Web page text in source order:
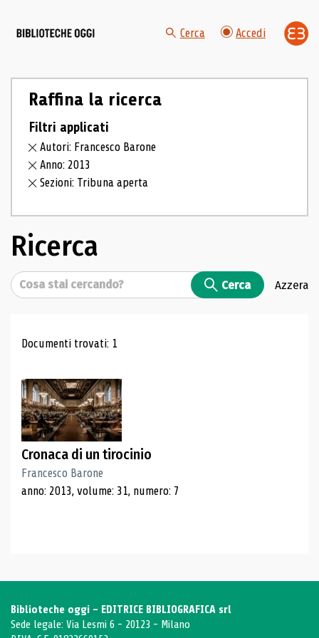
Cerca Accedi
Raffina la ricerca
Filtri applicati
Autori: Francesco Barone
Anno: 2013
Sezioni: Tribuna aperta
Ricerca
Cerca Cerca Azzera
Risultati di ricerca
Documenti trovati: 1
Cronaca di un tirocinio
Francesco Barone
anno: 2013, volume: 31, numero: 7
Biblioteche oggi - EDITRICE BIBLIOGRAFICA srl
Sede legale: Via Lesmi 6 - 20123 - Milano